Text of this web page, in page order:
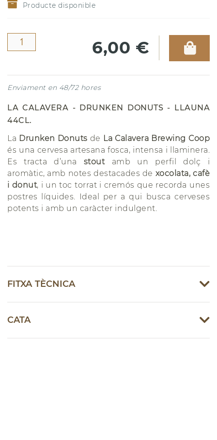
Producte disponible
6,00 €
Enviament en 48/72 hores
LA CALAVERA - DRUNKEN DONUTS - LLAUNA
44CL.
La Drunken Donuts de La Calavera Brewing Coop
és una cervesa artesana fosca, intensa i llaminera.
Es tracta d’una stoutamb un perfil dolç i
aromàtic, amb notes destacades de xocolata, cafè
i donut, i un toc torrat i cremós que recorda unes
postres líquides. Ideal per a qui busca cerveses
potents i amb un caràcter indulgent.
FITXA TÈCNICA
CATA